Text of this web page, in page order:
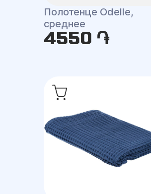
Полотенце Odelle,
среднее
4550 ֏